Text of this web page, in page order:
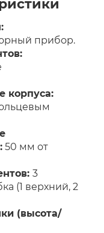
прибор.
корпуса:
50 мм от
3
(1 верхний, 2
(высота/